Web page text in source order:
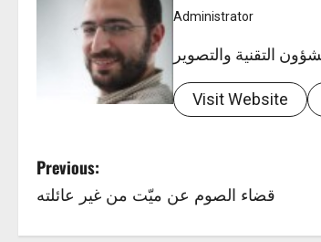
Administrator
Visit Website
P
o
Previous:
قضاء الصوم عن ميّت من غير عائلته